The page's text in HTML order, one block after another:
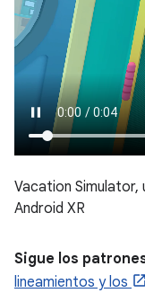
Vacation Simulator,
Android XR
Sigue los
lineamientos y los